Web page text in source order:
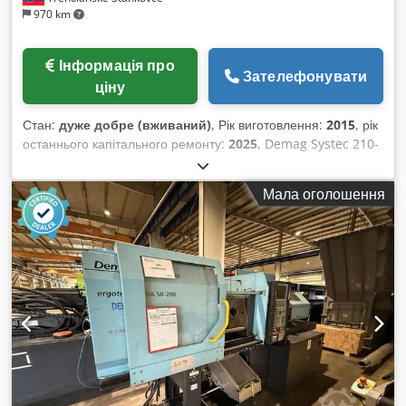
970 km
ціну
Зателефонувати
Стан: дуже добре (вживаний), Рік виготовлення: 2015, рік
останнього капітального ремонту: 2025, Demag Systec 210-
840 (2015) СЕРВО Виробник: Sumitomo SHI DEMAG
Dkjdpezbg Ezofx Acwer Тип машини: Systec 210/580-840
Зусилля змикання [кН]: 2100 Об’єм уприскування [см³]: 358
Відстань між горизонтальними напрямними колонками
[мм]: 580 Відстань між вертикальними напрямними
колонками [мм]: 580 Мінімальна висота прес-форми [мм]:
340 Максимальна висота прес-форми [мм]: 690
Максимальний хід відкривання [мм]: 575 Максимальний
розмір розкриття [мм]: 1365 Рік випуску: 2015 Габарити
машини Д/Ш/В [мм]: 6022 / 1556 / 2090 Управління та
версія ПЗ: NC3 Максимальна вага всієї прес-форми [кг]:
3300 Діаметр шнека [мм]: 45 Тип шнека: 3-зонний
Співвідношення довжина/діаметр шнека: 20:1 Зворотній
Мала оголошення